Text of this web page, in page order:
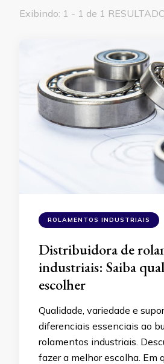
Exibindo: 1 - 1 de 1
ROLAMENTOS INDUSTRIAIS
Distribuidora de
industriais: Saiba qual
escolher
Qualidade, variedade e
diferenciais essenciais ao
rolamentos industriais.
fazer a melhor escolha. Em